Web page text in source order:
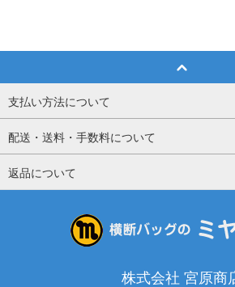
支払い方法について
配送・送料・手数料について
返品について
株式会社 宮原商